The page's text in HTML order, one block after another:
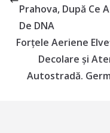
Prahova, După Ce
De DNA
Forțele Aeriene
Decolare și
Autostradă.